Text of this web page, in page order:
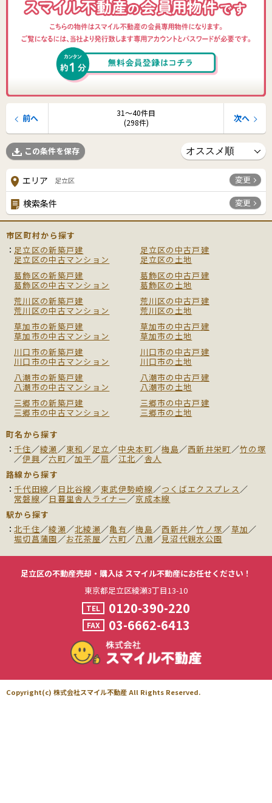
31〜40件目
(298件)
前へ 次へ
この条件を保存
エリア 足立区 変更
検索条件 変更
市区町村から探す
足立区の新築戸建
足立区の中古戸建
足立区の中古マンション
足立区の土地
葛飾区の新築戸建
葛飾区の中古戸建
葛飾区の中古マンション
葛飾区の土地
荒川区の新築戸建
荒川区の中古戸建
荒川区の中古マンション
荒川区の土地
草加市の新築戸建
草加市の中古戸建
草加市の中古マンション
草加市の土地
川口市の新築戸建
川口市の中古戸建
川口市の中古マンション
川口市の土地
八潮市の新築戸建
八潮市の中古戸建
八潮市の中古マンション
八潮市の土地
三郷市の新築戸建
三郷市の中古戸建
三郷市の中古マンション
三郷市の土地
町名から探す
千住／綾瀬／東和／足立／中央本町／梅島／西新井栄町／竹の塚
／伊興／六町／加平／扇／江北／舎人
路線から探す
千代田線／ 日比谷線／東武伊勢崎線／つくばエクスプレス／
常磐線／日暮里舎人ライナー／京成本線
駅から探す
北千住／綾瀬／北綾瀬／亀有／梅島／西新井／竹ノ塚／草加／
堀切菖蒲園／お花茶屋／六町／八潮／見沼代親水公園
足立区の不動産売却・購入は スマイル不動産にお任せください！
東京都足立区綾瀬3丁目13-10
TEL 0120-390-220
FAX 03-6662-6413
Copyright(c) 株式会社スマイル不動産 All Rights Reserved.